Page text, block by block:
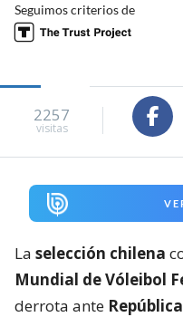
Seguimos criterios de
2257
visitas
La selección chilena
Mundial de Vóleibol
derrota ante